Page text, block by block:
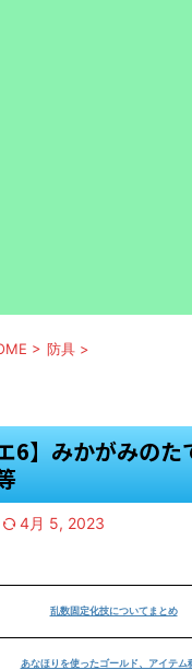
> 防具 >
6】みかがみの
4月 5, 2023
乱数固定化技についてまとめ
あなほりを使ったゴールド、アイテム